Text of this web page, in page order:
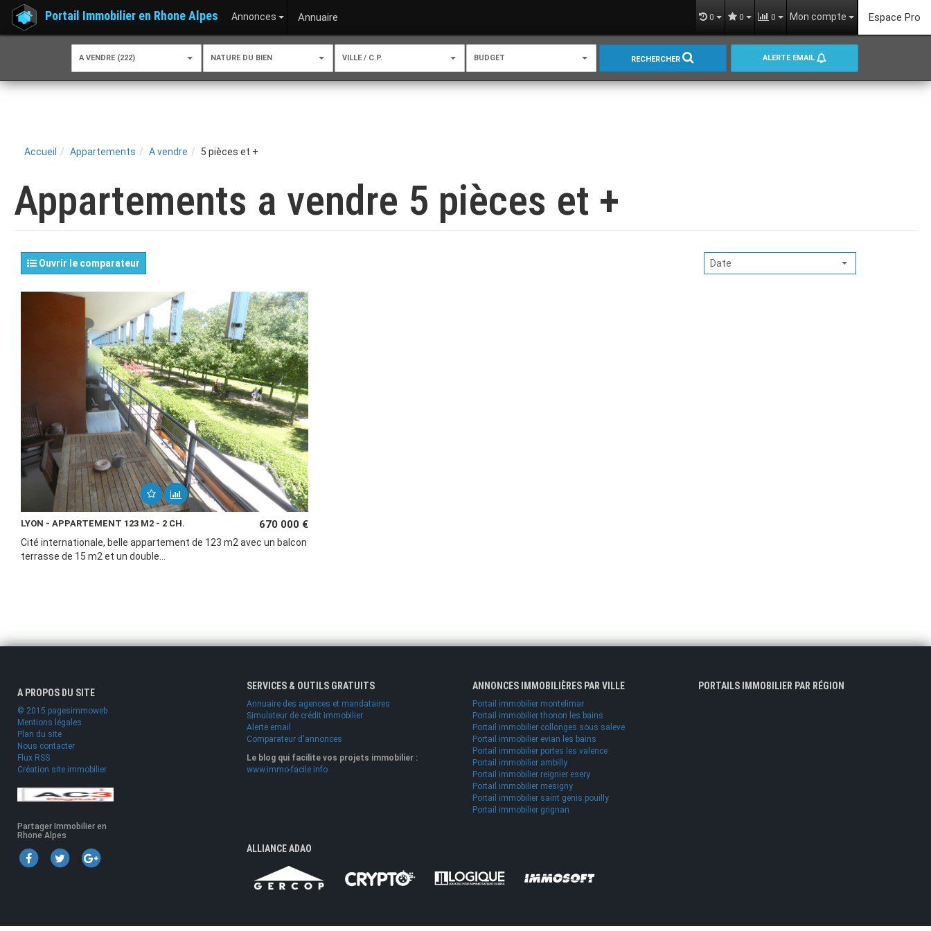
Portail Immobilier en Rhone Alpes Annonces Annuaire 0 0 0 Mon compte Espace Pro
A VENDRE (222) NATURE DU BIEN VILLE / C.P. BUDGET RECHERCHER ALERTE EMAIL
Accueil Appartements A vendre 5 pièces et +
Appartements a vendre 5 pièces et +
Ouvrir le comparateur Date
LYON - APPARTEMENT 123 M2 - 2 CH. 670 000 €
Cité internationale, belle appartement de 123 m2 avec un balcon
terrasse de 15 m2 et un double...
A PROPOS DU SITE
© 2015 pagesimmoweb
Mentions légales
Plan du site
Nous contacter
Flux RSS
Création site immobilier
Partager Immobilier en
Rhone Alpes
SERVICES & OUTILS GRATUITS
Annuaire des agences et mandataires
Simulateur de crédit immobilier
Alerte email
Comparateur d'annonces
Le blog qui facilite vos projets immobilier :
www.immo-facile.info
ANNONCES IMMOBILIÈRES PAR VILLE
Portail immobilier montelimar
Portail immobilier thonon les bains
Portail immobilier collonges sous saleve
Portail immobilier evian les bains
Portail immobilier portes les valence
Portail immobilier ambilly
Portail immobilier reignier esery
Portail immobilier mesigny
Portail immobilier saint genis pouilly
Portail immobilier grignan
ALLIANCE ADAO
PORTAILS IMMOBILIER PAR RÉGION